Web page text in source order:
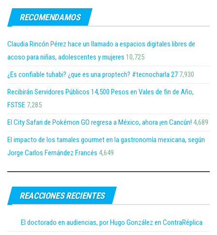
RECOMENDAMOS
Claudia Rincón Pérez hace un llamado a espacios digitales libres de
acoso para niñas, adolescentes y mujeres 10,725
¿Es confiable tuhabi? ¿que es una proptech? #tecnocharla 27 7,930
Recibirán Servidores Públicos 14,500 Pesos en Vales de fin de Año,
FSTSE 7,285
El City Safari de Pokémon GO regresa a México, ahora ¡en Cancún! 4,689
El impacto de los tamales gourmet en la gastronomía mexicana, según
Jorge Carlos Fernández Francés 4,649
REACCIONES RECIENTES
El doctorado en audiencias, por Hugo González en ContraRéplica